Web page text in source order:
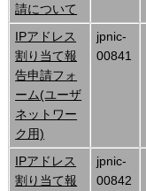
請について
IPアドレス
割り当て報
告申請フォ
ーム(ユーザ
ネットワー
ク用)
jpnic-
00841
IPアドレス
割り当て報
jpnic-
00842